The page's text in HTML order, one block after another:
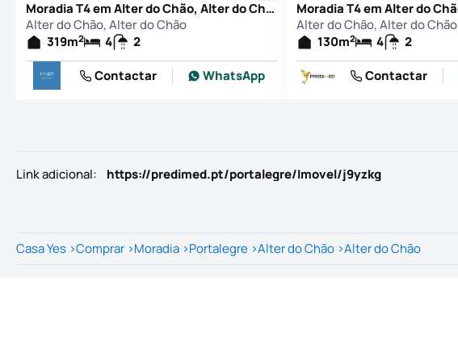
Moradia T4 em Alter do Chão, Alter do Chão
Alter do Chão, Alter do Chão
319m2 4
2
Contactar
WhatsApp
Alter do Chão, Alter do Chão
130m2 4
2
Contactar
Link adicional: https://predimed.pt/portalegre/Imovel/j9yzkg
Casa Yes >Comprar >Moradia >Portalegre >Alter do Chão >Alter do Chão